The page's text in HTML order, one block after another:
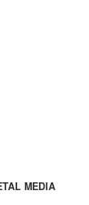
MEDIA